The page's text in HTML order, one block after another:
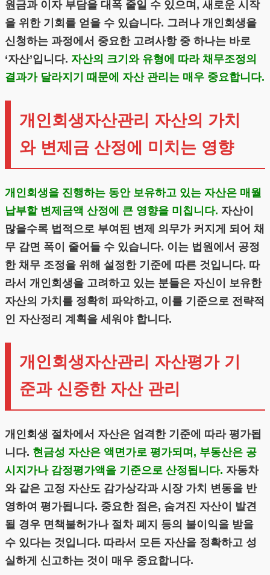
원금과 이자 부담을 대폭 줄일 수 있으며, 새로운 시작
을 위한 기회를 얻을 수 있습니다. 그러나 개인회생을
신청하는 과정에서 중요한 고려사항 중 하나는 바로
‘자산’입니다. 자산의 크기와 유형에 따라 채무조정의
결과가 달라지기 때문에 자산 관리는 매우 중요합니다.
개인회생자산관리 자산의 가치
와 변제금 산정에 미치는 영향
개인회생을 진행하는 동안 보유하고 있는 자산은 매월
납부할 변제금액 산정에 큰 영향을 미칩니다. 자산이
많을수록 법적으로 부여된 변제 의무가 커지게 되어 채
무 감면 폭이 줄어들 수 있습니다. 이는 법원에서 공정
한 채무 조정을 위해 설정한 기준에 따른 것입니다. 따
라서 개인회생을 고려하고 있는 분들은 자신이 보유한
자산의 가치를 정확히 파악하고, 이를 기준으로 전략적
인 자산정리 계획을 세워야 합니다.
개인회생자산관리 자산평가 기
준과 신중한 자산 관리
개인회생 절차에서 자산은 엄격한 기준에 따라 평가됩
니다. 현금성 자산은 액면가로 평가되며, 부동산은 공
시지가나 감정평가액을 기준으로 산정됩니다. 자동차
와 같은 고정 자산도 감가상각과 시장 가치 변동을 반
영하여 평가됩니다. 중요한 점은, 숨겨진 자산이 발견
될 경우 면책불허가나 절차 폐지 등의 불이익을 받을
수 있다는 것입니다. 따라서 모든 자산을 정확하고 성
실하게 신고하는 것이 매우 중요합니다.